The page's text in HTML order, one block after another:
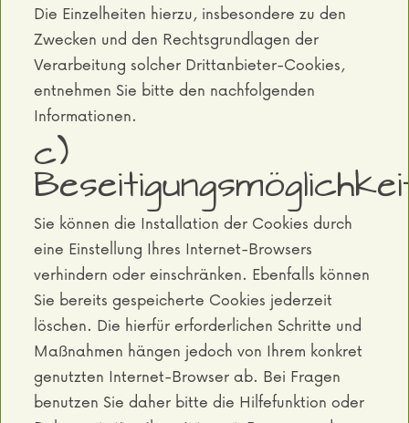
Die Einzelheiten hierzu, insbesondere zu den
Zwecken und den Rechtsgrundlagen der
Verarbeitung solcher Drittanbieter-Cookies,
entnehmen Sie bitte den nachfolgenden
Informationen.
c)
Sie können die Installation der Cookies durch
eine Einstellung Ihres Internet-Browsers
verhindern oder einschränken. Ebenfalls können
Sie bereits gespeicherte Cookies jederzeit
löschen. Die hierfür erforderlichen Schritte und
Maßnahmen hängen jedoch von Ihrem konkret
genutzten Internet-Browser ab. Bei Fragen
benutzen Sie daher bitte die Hilfefunktion oder